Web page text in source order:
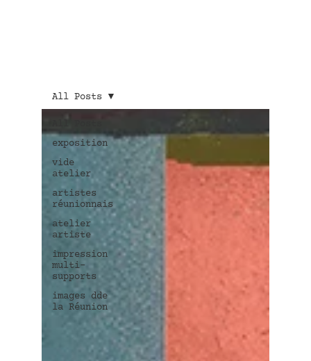
exposition
vide
atelier
artistes
réunionnais
atelier
artiste
impression
multi-
supports
images dde
la Réunion
All Posts